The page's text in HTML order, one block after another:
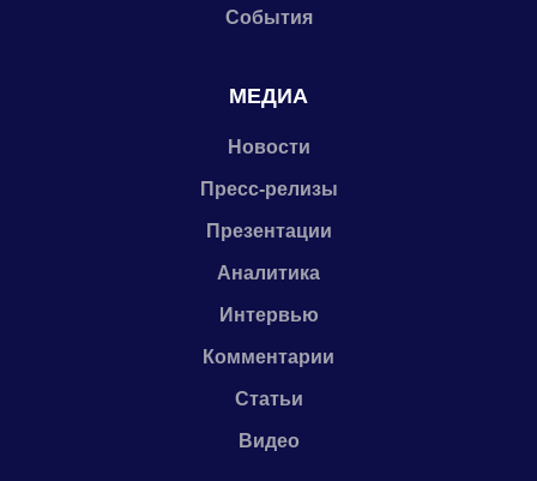
События
МЕДИА
Новости
Пресс-релизы
Презентации
Аналитика
Интервью
Комментарии
Статьи
Видео